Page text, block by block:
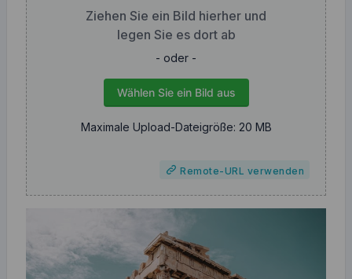
Ziehen Sie ein Bild hierher und
legen Sie es dort ab
- oder -
Wählen Sie ein Bild aus
Maximale Upload-Dateigröße: 20 MB
Remote-URL verwenden